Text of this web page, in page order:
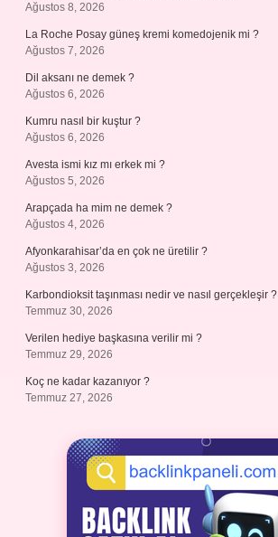
Ağustos 8, 2026
La Roche Posay güneş kremi komedojenik mi ?
Ağustos 7, 2026
Dil aksanı ne demek ?
Ağustos 6, 2026
Kumru nasıl bir kuştur ?
Ağustos 6, 2026
Avesta ismi kız mı erkek mi ?
Ağustos 5, 2026
Arapçada ha mim ne demek ?
Ağustos 4, 2026
Afyonkarahisar’da en çok ne üretilir ?
Ağustos 3, 2026
Karbondioksit taşınması nedir ve nasıl gerçekleşir ?
Temmuz 30, 2026
Verilen hediye başkasına verilir mi ?
Temmuz 29, 2026
Koç ne kadar kazanıyor ?
Temmuz 27, 2026